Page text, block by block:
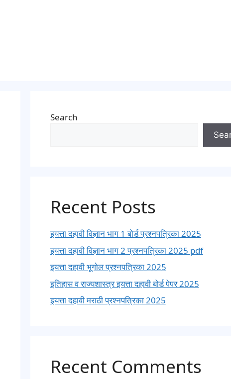
Search
Recent Posts
इयत्ता दहावी विज्ञान भाग 1 बोर्ड प्रश्नपत्रिका 2025
इयत्ता दहावी विज्ञान भाग 2 प्रश्नपत्रिका 2025 pdf
इयत्ता दहावी भूगोल प्रश्नपत्रिका 2025
इतिहास व राज्यशास्त्र इयत्ता दहावी बोर्ड पेपर 2025
इयत्ता दहावी मराठी प्रश्नपत्रिका 2025
Recent Comments